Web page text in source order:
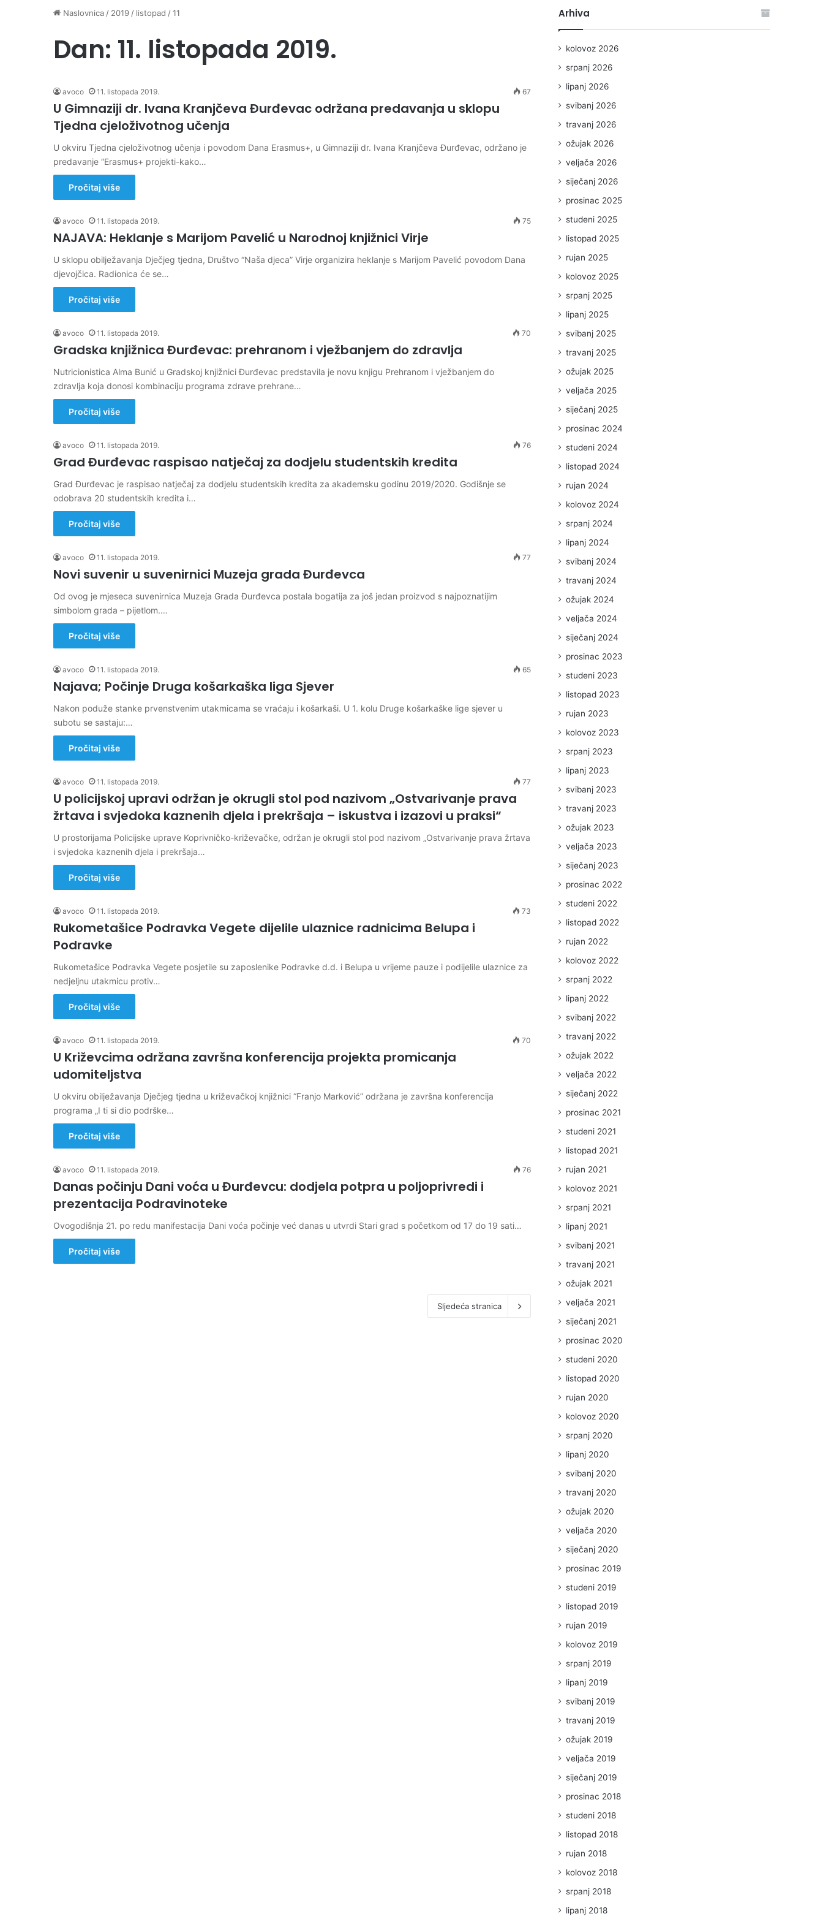
Naslovnica / 2019 / listopad /11
Dan: 11. listopada 2019.
avoco 11. listopada 2019. 67
U Gimnaziji dr. Ivana Kranjčeva Đurđevac održana predavanja u sklopu
Tjedna cjeloživotnog učenja
U okviru Tjedna cjeloživotnog učenja i povodom Dana Erasmus+, u Gimnaziji dr. Ivana Kranjčeva Đurđevac, održano je
predavanje “Erasmus+ projekti-kako…
Pročitaj više
avoco 11. listopada 2019. 75
NAJAVA: Heklanje s Marijom Pavelić u Narodnoj knjižnici Virje
U sklopu obilježavanja Dječjeg tjedna, Društvo “Naša djeca” Virje organizira heklanje s Marijom Pavelić povodom Dana
djevojčica. Radionica će se…
Pročitaj više
avoco 11. listopada 2019. 70
Gradska knjižnica Đurđevac: prehranom i vježbanjem do zdravlja
Nutricionistica Alma Bunić u Gradskoj knjižnici Đurđevac predstavila je novu knjigu Prehranom i vježbanjem do
zdravlja koja donosi kombinaciju programa zdrave prehrane…
Pročitaj više
avoco 11. listopada 2019. 76
Grad Đurđevac raspisao natječaj za dodjelu studentskih kredita
Grad Đurđevac je raspisao natječaj za dodjelu studentskih kredita za akademsku godinu 2019/2020. Godišnje se
odobrava 20 studentskih kredita i…
Pročitaj više
avoco 11. listopada 2019. 77
Novi suvenir u suvenirnici Muzeja grada Đurđevca
Od ovog je mjeseca suvenirnica Muzeja Grada Đurđevca postala bogatija za još jedan proizvod s najpoznatijim
simbolom grada – pijetlom.…
Pročitaj više
avoco 11. listopada 2019. 65
Najava; Počinje Druga košarkaška liga Sjever
Nakon poduže stanke prvenstvenim utakmicama se vraćaju i košarkaši. U 1. kolu Druge košarkaške lige sjever u
subotu se sastaju:…
Pročitaj više
avoco 11. listopada 2019. 77
U policijskoj upravi održan je okrugli stol pod nazivom „Ostvarivanje prava
žrtava i svjedoka kaznenih djela i prekršaja – iskustva i izazovi u praksi“
U prostorijama Policijske uprave Koprivničko-križevačke, održan je okrugli stol pod nazivom „Ostvarivanje prava žrtava
i svjedoka kaznenih djela i prekršaja…
Pročitaj više
avoco 11. listopada 2019. 73
Rukometašice Podravka Vegete dijelile ulaznice radnicima Belupa i
Podravke
Rukometašice Podravka Vegete posjetile su zaposlenike Podravke d.d. i Belupa u vrijeme pauze i podijelile ulaznice za
nedjeljnu utakmicu protiv…
Pročitaj više
avoco 11. listopada 2019. 70
U Križevcima održana završna konferencija projekta promicanja
udomiteljstva
U okviru obilježavanja Dječjeg tjedna u križevačkoj knjižnici “Franjo Marković” održana je završna konferencija
programa „I ti si dio podrške…
Pročitaj više
avoco 11. listopada 2019. 76
Danas počinju Dani voća u Đurđevcu: dodjela potpra u poljoprivredi i
prezentacija Podravinoteke
Ovogodišnja 21. po redu manifestacija Dani voća počinje već danas u utvrdi Stari grad s početkom od 17 do 19 sati…
Pročitaj više
Sljedeća stranica
Arhiva
kolovoz 2026
srpanj 2026
lipanj 2026
svibanj 2026
travanj 2026
ožujak 2026
veljača 2026
siječanj 2026
prosinac 2025
studeni 2025
listopad 2025
rujan 2025
kolovoz 2025
srpanj 2025
lipanj 2025
svibanj 2025
travanj 2025
ožujak 2025
veljača 2025
siječanj 2025
prosinac 2024
studeni 2024
listopad 2024
rujan 2024
kolovoz 2024
srpanj 2024
lipanj 2024
svibanj 2024
travanj 2024
ožujak 2024
veljača 2024
siječanj 2024
prosinac 2023
studeni 2023
listopad 2023
rujan 2023
kolovoz 2023
srpanj 2023
lipanj 2023
svibanj 2023
travanj 2023
ožujak 2023
veljača 2023
siječanj 2023
prosinac 2022
studeni 2022
listopad 2022
rujan 2022
kolovoz 2022
srpanj 2022
lipanj 2022
svibanj 2022
travanj 2022
ožujak 2022
veljača 2022
siječanj 2022
prosinac 2021
studeni 2021
listopad 2021
rujan 2021
kolovoz 2021
srpanj 2021
lipanj 2021
svibanj 2021
travanj 2021
ožujak 2021
veljača 2021
siječanj 2021
prosinac 2020
studeni 2020
listopad 2020
rujan 2020
kolovoz 2020
srpanj 2020
lipanj 2020
svibanj 2020
travanj 2020
ožujak 2020
veljača 2020
siječanj 2020
prosinac 2019
studeni 2019
listopad 2019
rujan 2019
kolovoz 2019
srpanj 2019
lipanj 2019
svibanj 2019
travanj 2019
ožujak 2019
veljača 2019
siječanj 2019
prosinac 2018
studeni 2018
listopad 2018
rujan 2018
kolovoz 2018
srpanj 2018
lipanj 2018